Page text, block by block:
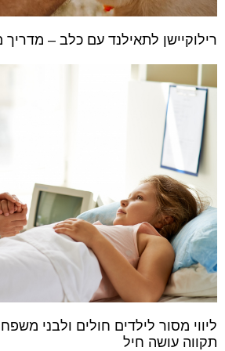
רילוקיישן לתאילנד עם כלב –
ליווי מסור לילדים חולים ולבני
תקווה עושה חיל